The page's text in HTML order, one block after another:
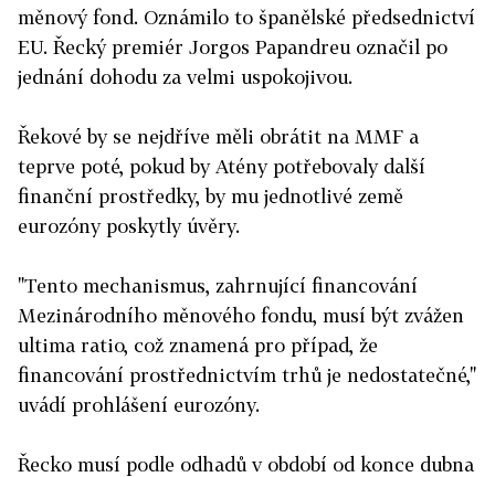
měnový fond. Oznámilo to španělské předsednictví
EU. Řecký premiér Jorgos Papandreu označil po
jednání dohodu za velmi uspokojivou.
Řekové by se nejdříve měli obrátit na MMF a
teprve poté, pokud by Atény potřebovaly další
finanční prostředky, by mu jednotlivé země
eurozóny poskytly úvěry.
"Tento mechanismus, zahrnující financování
Mezinárodního měnového fondu, musí být zvážen
ultima ratio, což znamená pro případ, že
financování prostřednictvím trhů je nedostatečné,"
uvádí prohlášení eurozóny.
Řecko musí podle odhadů v období od konce dubna